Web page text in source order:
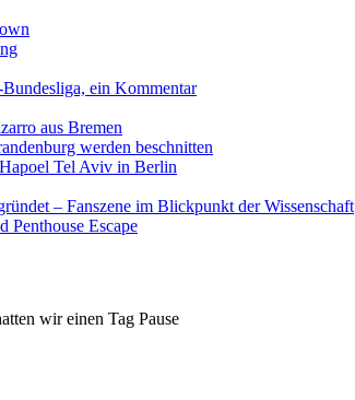
ein Kommentar
aus Bremen
werden beschnitten
Tel Aviv in Berlin
– Fanszene im Blickpunkt der Wissenschaft
Penthouse Escape
wir einen Tag Pause